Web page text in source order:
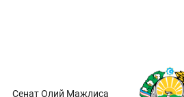
Сенат Олий Мажлиса